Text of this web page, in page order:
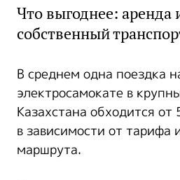
Что выгоднее: аренда
собственный
В среднем одна поездка
электросамокате в
Казахстана обходится
в зависимости от тарифа
маршрута.